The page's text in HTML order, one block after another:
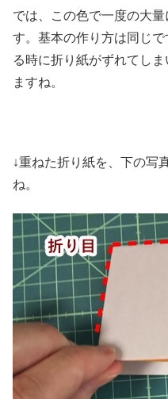
では、この色で一度の大
す。基本の作り方は同じ
る時に折り紙がずれてし
ますね。
↓重ねた折り紙を、下の写
ね。